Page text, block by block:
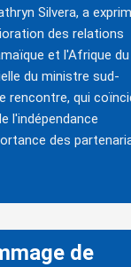
Silvera, a
des relations
et l'Afrique du
du ministre sud-
rencontre, qui
l'indépendance
des
de